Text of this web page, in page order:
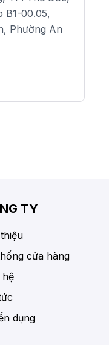
B1-00.05,
Phường An
TY
cửa hàng
hệ
dụng